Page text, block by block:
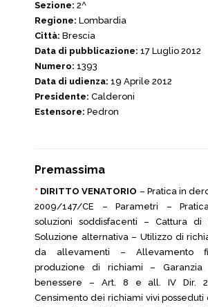
Sezione: 2^
Regione: Lombardia
Città: Brescia
Data di pubblicazione: 17 Luglio 2012
Numero: 1393
Data di udienza: 19 Aprile 2012
Presidente: Calderoni
Estensore: Pedron
Premassima
* DIRITTO VENATORIO – Pratica in
2009/147/CE – Parametri –
soluzioni soddisfacenti – Cattura
Soluzione alternativa – Utilizzo di
da allevamenti – Allevamento
produzione di richiami –
benessere – Art. 8 e all. IV Dir.
Censimento dei richiami vivi posseduti